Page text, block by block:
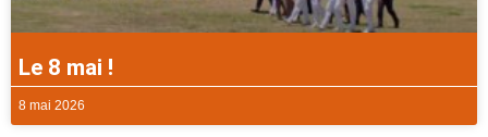
Le 8 mai !
8 mai 2026